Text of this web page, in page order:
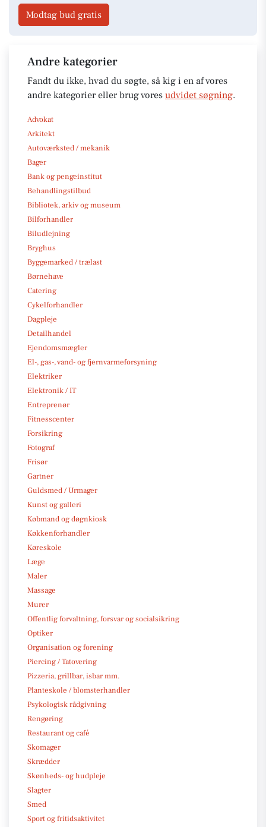
Modtag bud gratis
Andre kategorier
Fandt du ikke, hvad du søgte, så kig i en af vores
andre kategorier eller brug vores udvidet søgning.
Advokat
Arkitekt
Autoværksted / mekanik
Bager
Bank og pengeinstitut
Behandlingstilbud
Bibliotek, arkiv og museum
Bilforhandler
Biludlejning
Bryghus
Byggemarked / trælast
Børnehave
Catering
Cykelforhandler
Dagpleje
Detailhandel
Ejendomsmægler
El-, gas-, vand- og fjernvarmeforsyning
Elektriker
Elektronik / IT
Entreprenør
Fitnesscenter
Forsikring
Fotograf
Frisør
Gartner
Guldsmed / Urmager
Kunst og galleri
Købmand og døgnkiosk
Køkkenforhandler
Køreskole
Læge
Maler
Massage
Murer
Offentlig forvaltning, forsvar og socialsikring
Optiker
Organisation og forening
Piercing / Tatovering
Pizzeria, grillbar, isbar mm.
Planteskole / blomsterhandler
Psykologisk rådgivning
Rengøring
Restaurant og café
Skomager
Skrædder
Skønheds- og hudpleje
Slagter
Smed
Sport og fritidsaktivitet